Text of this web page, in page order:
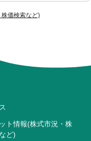
価検索など)
ト情報(株式市況・株
ど)